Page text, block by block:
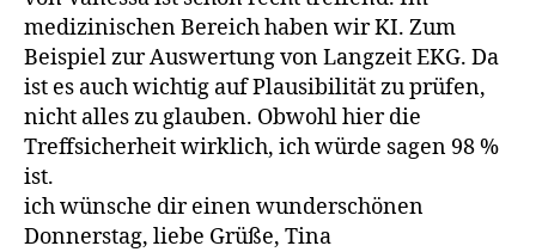
medizinischen Bereich haben wir KI. Zum
Beispiel zur Auswertung von Langzeit EKG. Da
ist es auch wichtig auf Plausibilität zu prüfen,
nicht alles zu glauben. Obwohl hier die
Treffsicherheit wirklich, ich würde sagen 98 %
ist.
ich wünsche dir einen wunderschönen
Donnerstag, liebe Grüße, Tina